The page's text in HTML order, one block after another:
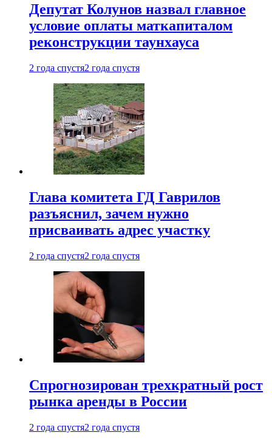
Депутат Колунов назвал главное
условие оплаты маткапиталом
реконструкции таунхауса
2 года спустя2 года спустя
Глава комитета ГД Гаврилов
разъяснил, зачем нужно
присваивать адрес участку
2 года спустя2 года спустя
Спрогнозирован трехкратный рост
рынка аренды в России
2 года спустя2 года спустя